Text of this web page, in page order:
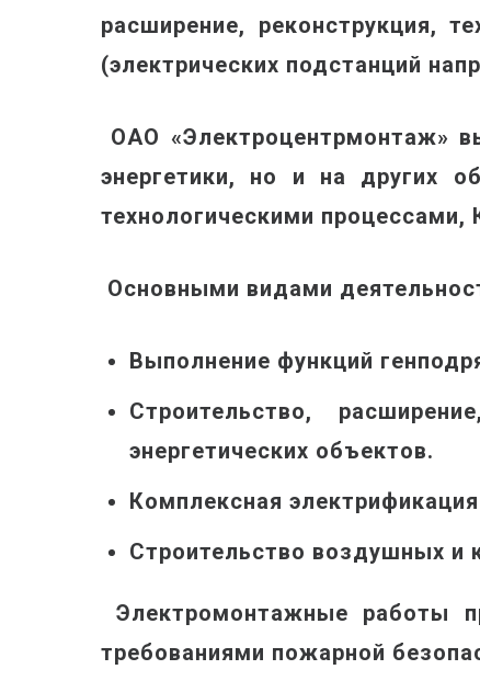
расширение, реконструкция,
(электрических подстанций
ОАО «Электроцентрмонтаж»
энергетики, но и на других
технологическими
Основными видами
Выполнение функций
Строительство,
энергетических объектов.
Комплексная
Строительство воздушных и
Электромонтажные работы
требованиями пожарной